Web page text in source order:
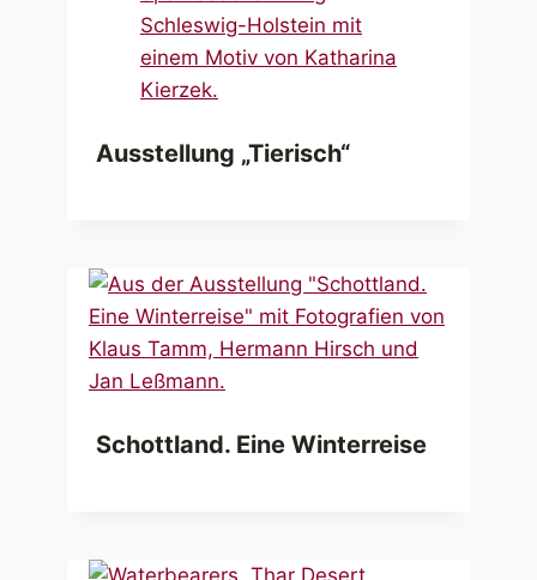
Ausstellung „Tierisch“
Schottland. Eine Winterreise